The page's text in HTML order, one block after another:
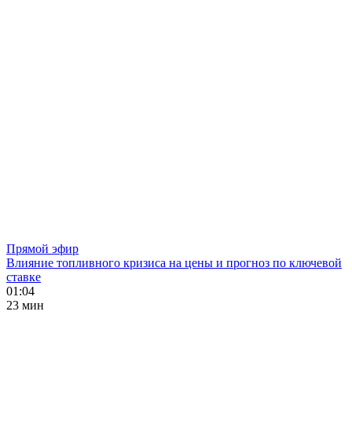
Прямой эфир
Влияние топливного кризиса на цены и прогноз по ключевой
ставке
01:04
23 мин